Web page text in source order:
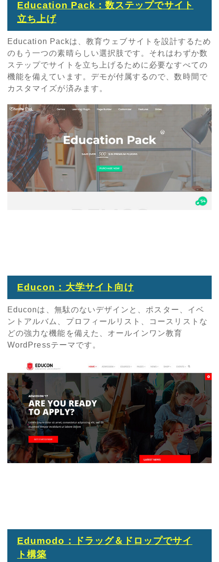
Education Pack：数ステップでサイト
立ち上げ
Education Packは、教育ウェブサイトを設計するため
のもう一つの素晴らしい選択肢です。それはわずか数
ステップでサイトを立ち上げるために必要なすべての
機能を備えています。デモが付属するので、数時間で
カスタマイズが済みます。
Educon：大学サイト向け
Educonは、無駄のないデザインと、ポスター、イベ
ントアルバム、プロフィールリスト、コースリストな
どの強力な機能を備えた、オールインワン教育
WordPressテーマです。
Edumodo：ドラッグ＆ドロップでサイ
ト構築